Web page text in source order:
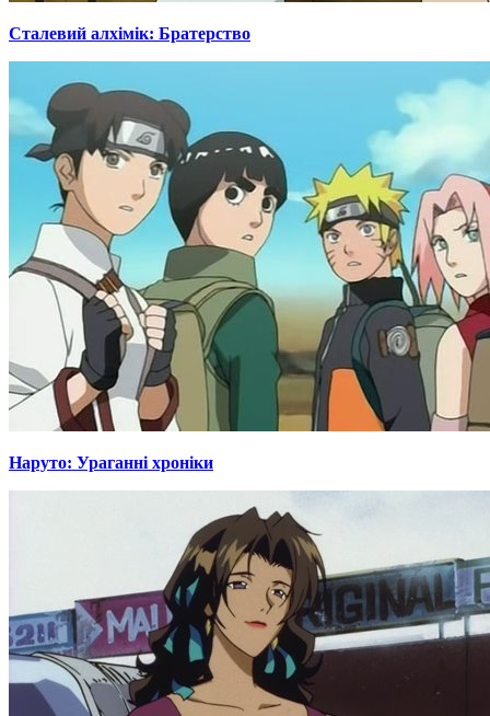
Сталевий алхімік: Братерство
Наруто: Ураганні хроніки